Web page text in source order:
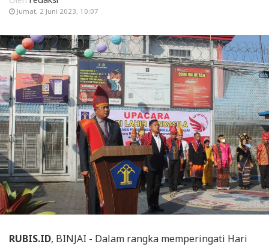
Jumat, 2 Juni 2023, 10:07
RUBIS.ID, BINJAI - Dalam rangka memperingati Hari